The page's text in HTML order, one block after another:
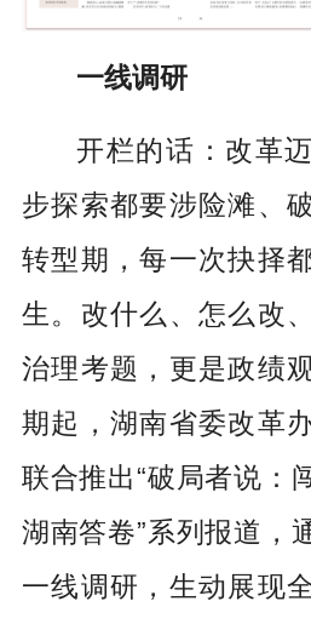
一线调研
开栏的话：改革
步探索都要涉险滩、
转型期，每一次抉择
生。改什么、怎么改
治理考题，更是政绩
期起，湖南省委改革
联合推出“破局者说：
湖南答卷”系列报道，
一线调研，生动展现